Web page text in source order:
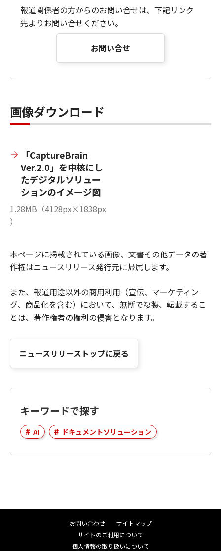
報道関係者の方からのお問い合せは、下記リンク
先よりお問い合せください。
お問い合せ
画像ダウンロード
「CaptureBrain
Ver.2.0」を中核にし
たデジタルソリュー
ションのイメージ図
1.28MB（4128px×1838px
）
本ページに掲載されている画像、文書その他データの著
作権はニュースリリース発行元に帰属します。
また、報道用途以外の商用利用（宣伝、マーケティン
グ、商品化を含む）において、無断で複製、転載するこ
とは、著作権者の権利の侵害となります。
ニュースリリーストップに戻る
キーワードで探す
AI ドキュメントソリューション
お問い合わせ
サイトマップ
サイトのご利用について
個人情報の取り扱いについて